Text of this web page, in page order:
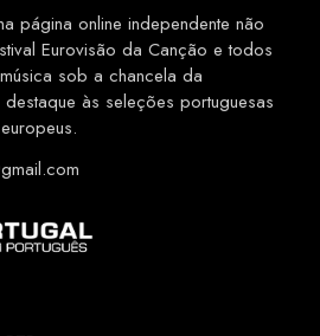
página online independente não
Eurovisão da Canção e todos
sob a chancela da
às seleções portuguesas